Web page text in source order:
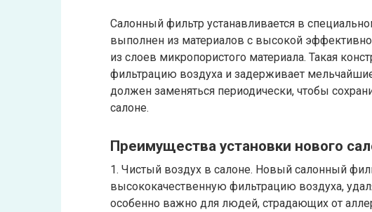
Салонный фильтр устанавливается в
выполнен из материалов с высокой
из слоев микропористого материала. Такая
фильтрацию воздуха и задерживает
должен заменяться периодически, чтобы
салоне.
Преимущества установки нового
1. Чистый воздух в салоне. Новый салонный
высококачественную фильтрацию воздуха,
особенно важно для людей, страдающих от